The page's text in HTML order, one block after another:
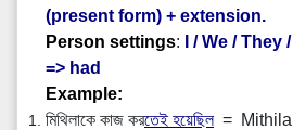
(present form) + extension.
Person settings: I / We / They /
=> had
Example:
মিথিলাকে কাজ করতেই হয়েছিল= Mithila